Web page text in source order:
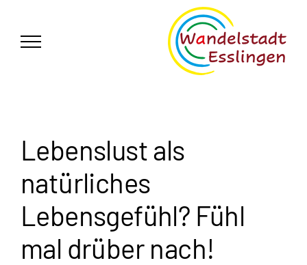
springen
Lebenslust als
natürliches
Lebensgefühl? Fühl
mal drüber nach!